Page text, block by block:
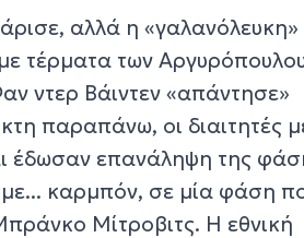
αλλά η «γαλανόλευκη»
τέρματα των
ντερ Βάιντεν «απάντησε»
παραπάνω, οι διαιτητές
έδωσαν επανάληψη της
καρμπόν, σε μία φάση
Μίτροβιτς. Η εθνική